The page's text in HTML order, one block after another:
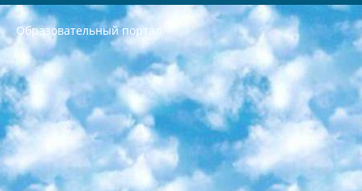
Образовательный портал
РЕСПУБЛИКА УЗБЕКИСТАН МИНИСТРЕРСТВО ДОШКОЛЬНОГО И ШКОЛЬНОГО ОБРАЗОВАНИЯ КОМАНДА в общеобразовательных учреждениях в 2023-2024 учебном году организация и проведение итоговой государственной аттестации обучающихся о Министра дошкольного и школьного образования Республики Узбекистан от 4 марта 2008 года (постановлением Минюста от 20 марта 2008 года № 1778 государственной регистрации) «Итоговое состояние учащихся общего среднего образования на основании положения об утверждении положения об аттестации общего среднего образования выпускной экзамен студентов в образовательных учреждениях в 2023-2024 учебном году В целях организации и прохождения аттестации приказываю: 1. Следующее: перечень предметов, по которым будет проводиться итоговая государственная аттестация и экзамен формы перевода согласно приложению 1; сертификаты международного образца, оценивающие уровень владения иностранными языками перечень согласно приложению 2; 2. Педагогический при специализированных образовательных учреждениях. научно-практический центр квалификации и международной оценки (Д.Давидова) 2024 г. До 25 марта: задания по предметам, по которым будет проводиться итоговая аттестация разработка и утверждение технических условий; итоговая аттестация на основании разработанного предметного задания разработка вопросов по предметам (устно и письменно), экзамен передача; общеобразовательные средние школы и специальные учебные заведения учащиеся выпускных классов школ и интернатов в агентской системе подготовка базы данных экзаменационных материалов и критериев оценки; перевод базы экзаменационных материалов на все языки обучения подать в Республиканский образовательный центр для изготовления; варианты экзаменов на основе разработанных контрольных материалов пусть будут поставлены задачи формирования. 3. Республиканский образовательный центр (Ш.Худайкулов) до 5 апреля 2024 года. до: база данных предоставленных экзаменационных материалов на все языки обучения перевод и экспертиза; для слепых, слабовидящих, глухих, слабослышащих и умственно отсталых детей учащиеся выпускных классов специализированных школ и школ-интернатов база данных экзаменационных материалов на всех преподаваемых языках подготовка критериев оценки; специализированные школы для умственно отсталых детей и технологии для учащихся выпускных классов школ-интернатов разработка соответствующих рекомендаций и критериев проведения ЕГЭ по естествознанию давать задания. 4. Педагогический при специализированных образовательных учреждениях. Научно-практический центр навыков и международной оценки (Д.Давидова), Республика образовательный центр (Худайкулов Ш.) итоговый государственный аттестационный экзамен ориентирован на творческое и логическое мышление при подготовке базы материалов учитывать введение заданий. 5. Следует отметить, что: сертификат государственного образца о знании общеобразовательного предмета и как минимум национальный уровень B1 по предметам на иностранных языках, указанным в Приложении 2. или международно признанный сертификат эквивалентного уровня студенты, изучающие определенный предмет, освобождаются от экзамена; по соответствующим предметам запланирована итоговая государственная аттестация за день до дня, путем жеребьевки Рабочей группой (в письменной форме по предметам, проводимым в форме) из числа сформированных вариантов выбрано 2 варианта; 2 выбранных варианта экзамена анонсированы на официальном сайте министерства и все выпускники по всей стране на основе этих вариантов проводит итоговую государственную аттестацию. 6. Государственное образование учащихся средних общеобразовательных учреждений. знания в соответствии с квалификационными требованиями, которые необходимо приобрести на основании стандартов итоговый (выпускной) контроль для 9 и 11 классов в целях тестирования Экзамены (далее – экзамены) состоят из предметов, перечисленных в приложении 1. будет сделано. 7. Экзамены пройдут с 26 мая по 15 июня 2024 г. (кроме науки физического воспитания). 8. Физическая для учащихся 9 классов общесредних образовательных учреждений. Экзамены по предмету «Образование, квалификация медицина» 1-6 мая 2024 года. сотрудники перевести под присмотр (с отклонениями в физическом или умственном развитии) специализированная школа для детей, школы-интернаты и со сколиозом школы-интернаты санаторного типа для больных детей исключены). 9. Он был слепым, слабовидящим и имел нарушения опорно-двигательного аппарата. экзамены в специализированных школах и интернатах для детей должны проводиться исходя из требований, предъявляемых к общеобразовательным учреждениям (физкультура кроме науки). 10. Специализированная школа для глухих и слабослышащих детей. и экзамены в интернатах и быть реализован в виде письменного теста по математике. 11. Специальность для умственно отсталых детей. Для 9 класса Родной язык и литературное письмо Государственный язык (язык обучения – узбекский). для неклассов) написано Математическое письмо Письменная/устная история Узбекистана Физическое воспитание практично Итоговый контроль Для 11 класса Написание родного языка и литературы (эссе) Математическое письмо Узбекский язык (обучение на узбекском языке) не посещающее общее среднее образование для учреждений)/Образовательное учреждение выбор письменный и устный Иностранный язык письменный/устный Письменная/устная история Узбекистана *По выбору студента:  Химия  Физика  Основы государственного права  География 10 бесплатных образовательных ресурсов - Мы составили подборку онлайн-проектов с интерактивными упражнениями, видеолекциями и статьями. Они помогут вам обрести новые и освежить старые знания бесплатно. 1. «ИНТУИТ» Старейшая образовательная площадка Рунета. Здесь вы найдёте сотни текстовых и видеокурсов на десятки различных тем — от программирования до психологии. Многие курсы подготовлены российскими университетами и крупными международными компаниями вроде Intel и Microsoft. Самостоятельное обучение бесплатное, но желающие могут оплатить услуги персональных наставников. 2. «Смартия» знакомит с актуальными профессиями и подсказывает, как им обучаться. Выбрав заинтересовавшую вас специальность — SMM-специалист, фотограф, веб-дизайнер или другую, — увидите список необходимых для неё умений. Чтобы вы могли освоить их самостоятельно, для каждого умения площадка отображает подборку ссылок на учебные материалы. Хотя «Смартия» ориентируется на русскоязычную аудиторию, часть контента всё же доступна только на английском. 3. «Лекторий Физтеха» Проект Московского физико-технического института (Физтеха). С его помощью вы можете смотреть онлайн серии лекций, записанные на видео в этом вузе. В числе доступных предметов — физика, биология, химия, информационные технологии и другие. К некоторым лекциям администрация ресурса прилагает готовые конспекты, которые можно скачивать в PDF-формате. 4. ITMOcourses Онлайн-площадка Санкт-Петербургского национального исследовательского университета информационных технологий, механики и оптики (ИТМО). Ресурс предоставляет свободный доступ к курсам, разработанным в этом вузе. Каталог материалов разбит на четыре категории: «Оптические системы и технологии», «Приборостроение и робототехника», «Информационные технологии» и «Биотехнологии». Курсы состоят из видеолекций, интерактивных демонстраций и заданий. 5. «КиберЛенинка» Электронная научная библиотека открытого доступа. Каталог площадки регулярно обрастает текстами статей из различных научных изданий. Сгруппированные по журналам и рубрикам публикации можно читать онлайн или скачивать целиком в PDF-формате. Проект нацелен на популяризацию науки за счёт открытого доступа к качественной информации. 6. «ПостНаука» На этом ресурсе публикуют подборки видеолекций, составленные экспертами из разных отраслей и объединённые общими темами. Среди них, к примеру, есть серии «Биоинформатика и геномика», «Культура средневековой Скандинавии» и Cinema Studies о теории кино. Каждая подборка лекций — логически связанная история, рассказанная экспертом от первого лица. Кроме того, на сайте появляются научно-образовательные статьи и тесты на разные темы. 7. «Newочём» Команда проекта «Newочём» отбирает самые интересные тексты из англоязычных СМИ и переводит те из них, за которые голосуют участники сообщества «ВКонтакте». По большей части это научно-популярные статьи. Редакторы придумывают лишь заголовки, в остальном содержание переводов соответствует оригиналам. Полные тексты можно читать прямо в социальной сети. 8. InternetUrok Онлайн-база материалов по основным дисциплинам школьной программы. Информация на сайте структурирована по классам, предметам и темам (урокам). Каждый урок состоит из видеолекций и конспектов. Есть также интерактивные тренажёры и тесты для закрепления пройденного материала. Даже если вы давно окончили школу, возможность повторить программу старших классов всегда может пригодиться. 9. Edutainme Ещё один ресурс об образовании. В отличие от Newtonew, как мне кажется, Edutainme больше ориентируется на представителей индустрии: педагогов, предпринимателей, разработчиков образовательных проектов. Но и любой, кто просто стремится к саморазвитию, найдёт на сайте много полезного и интересного для себя. Например, информацию о новых курсах и образовательных сервисах. 10. Newtonew Онлайн-медиа об образовании и обучении в широком смысле. Авторы Newtonew пишут об инструментах, заведениях, тактиках и стратегиях, которые помогают учить других и получать новые знания самостоятельно. На этой площадке вы найдёте новости, обзоры, аналитические мат